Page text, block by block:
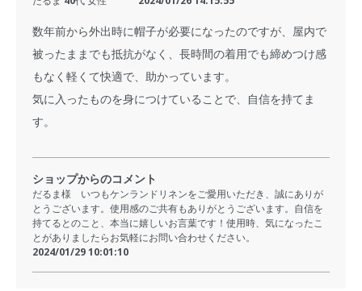
数年前から外出時に帽子が必要になったのですが、屋内で
被ったままでも抵抗がなく、長時間の着用でも締めつけ感
もなく軽くて快適で、助かっています。
気に入ったものを身につけていることで、自信を持てま
す。
ショップからのコメント
だるま様 いつもケンランドリネンをご愛用いただき、誠にありが
とうございます。使用感のご共有もありがとうございます。自信を
持てるとのこと、本当に嬉しいお言葉です！使用時、気になったこ
とがありましたらお気軽にお問い合わせください。
2024/01/29 10:01:10